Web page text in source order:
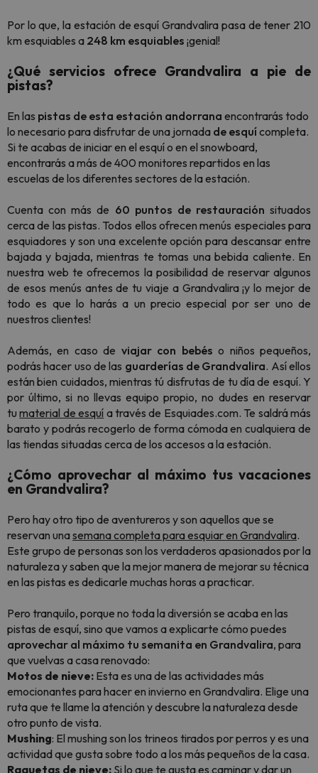
Por lo que, la estación de esquí Grandvalira pasa de tener 210
km esquiables a 248 km esquiables ¡genial!
¿Qué servicios ofrece Grandvalira a pie de
pistas?
En las pistas de esta estación andorrana encontrarás todo
lo necesario para disfrutar de una jornada de esquícompleta.
Si te acabas de iniciar en el esquí o en el snowboard,
encontrarás a más de 400 monitores repartidos en las
escuelas de los diferentes sectores de la estación.
Cuenta con más de 60 puntos de restauración situados
cerca de las pistas. Todos ellos ofrecen menús especiales para
esquiadores y son una excelente opción para descansar entre
bajada y bajada, mientras te tomas una bebida caliente. En
nuestra web te ofrecemos la posibilidad de reservar algunos
de esos menús antes de tu viaje a Grandvalira ¡y lo mejor de
todo es que lo harás a un precio especial por ser uno de
nuestros clientes!
Además, en caso de viajar con bebés o niños pequeños,
podrás hacer uso de las guarderías de Grandvalira. Así ellos
están bien cuidados, mientras tú disfrutas de tu día de esquí. Y
por último, si no llevas equipo propio, no dudes en reservar
tumaterial de esquí a través de Esquiades.com. Te saldrá más
barato y podrás recogerlo de forma cómoda en cualquiera de
las tiendas situadas cerca de los accesos a la estación.
¿Cómo aprovechar al máximo tus vacaciones
en Grandvalira?
Pero hay otro tipo de aventureros y son aquellos que se
reservan unasemana completa para esquiar en Grandvalira.
Este grupo de personas son los verdaderos apasionados por la
naturaleza y saben que la mejor manera de mejorar su técnica
en las pistas es dedicarle muchas horas a practicar.
Pero tranquilo, porque no toda la diversión se acaba en las
pistas de esquí, sino que vamos a explicarte cómo puedes
aprovechar al máximo tu semanita en Grandvalira, para
que vuelvas a casa renovado:
Motos de nieve: Esta es una de las actividades más
emocionantes para hacer en invierno en Grandvalira. Elige una
ruta que te llame la atención y descubre la naturaleza desde
otro punto de vista.
Mushing: El mushing son los trineos tirados por perros y es una
actividad que gusta sobre todo a los más pequeños de la casa.
Raquetas de nieve: Si lo que te gusta es caminar y dar un